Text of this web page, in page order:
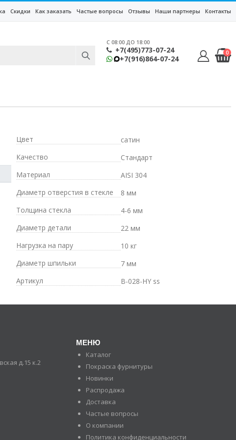
Скидки Как заказать Частые вопросы Отзывы Наши партнеры Контакты
C 08:00 ДО 18:00
+7(495)773-07-24
+7(916)864-07-24
0
Цвет
сатин
Качество
Стандарт
Материал
AISI 304
Диаметр отверстия в стекле
8 мм
Толщина стекла
4-6 мм
Диаметр детали
22 мм
Нагрузка на пару
10 кг
Диаметр шпильки
7 мм
Артикул
В-028-HY ss
д.15 к.2
МЕНЮ
Каталог
Покраска фурнитуры
Новинки
Распродажа
Доставка
Частые вопросы
О компании
Политика конфиденциальности